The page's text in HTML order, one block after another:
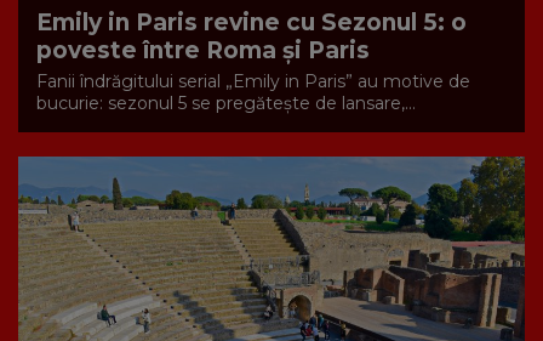
Emily in Paris revine cu Sezonul 5: o
poveste între Roma și Paris
Fanii îndrăgitului serial „Emily in Paris” au motive de
bucurie: sezonul 5 se pregătește de lansare,...